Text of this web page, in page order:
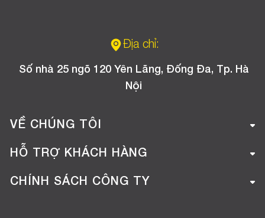
Địa chỉ:
Số nhà 25 ngõ 120 Yên Lãng, Đống Đa, Tp. Hà
Nội
VỀ CHÚNG TÔI
Giới thiệu công ty
Tuyển dụng
HỖ TRỢ KHÁCH HÀNG
Hướng dẫn mua hàng online
CHÍNH SÁCH CÔNG TY